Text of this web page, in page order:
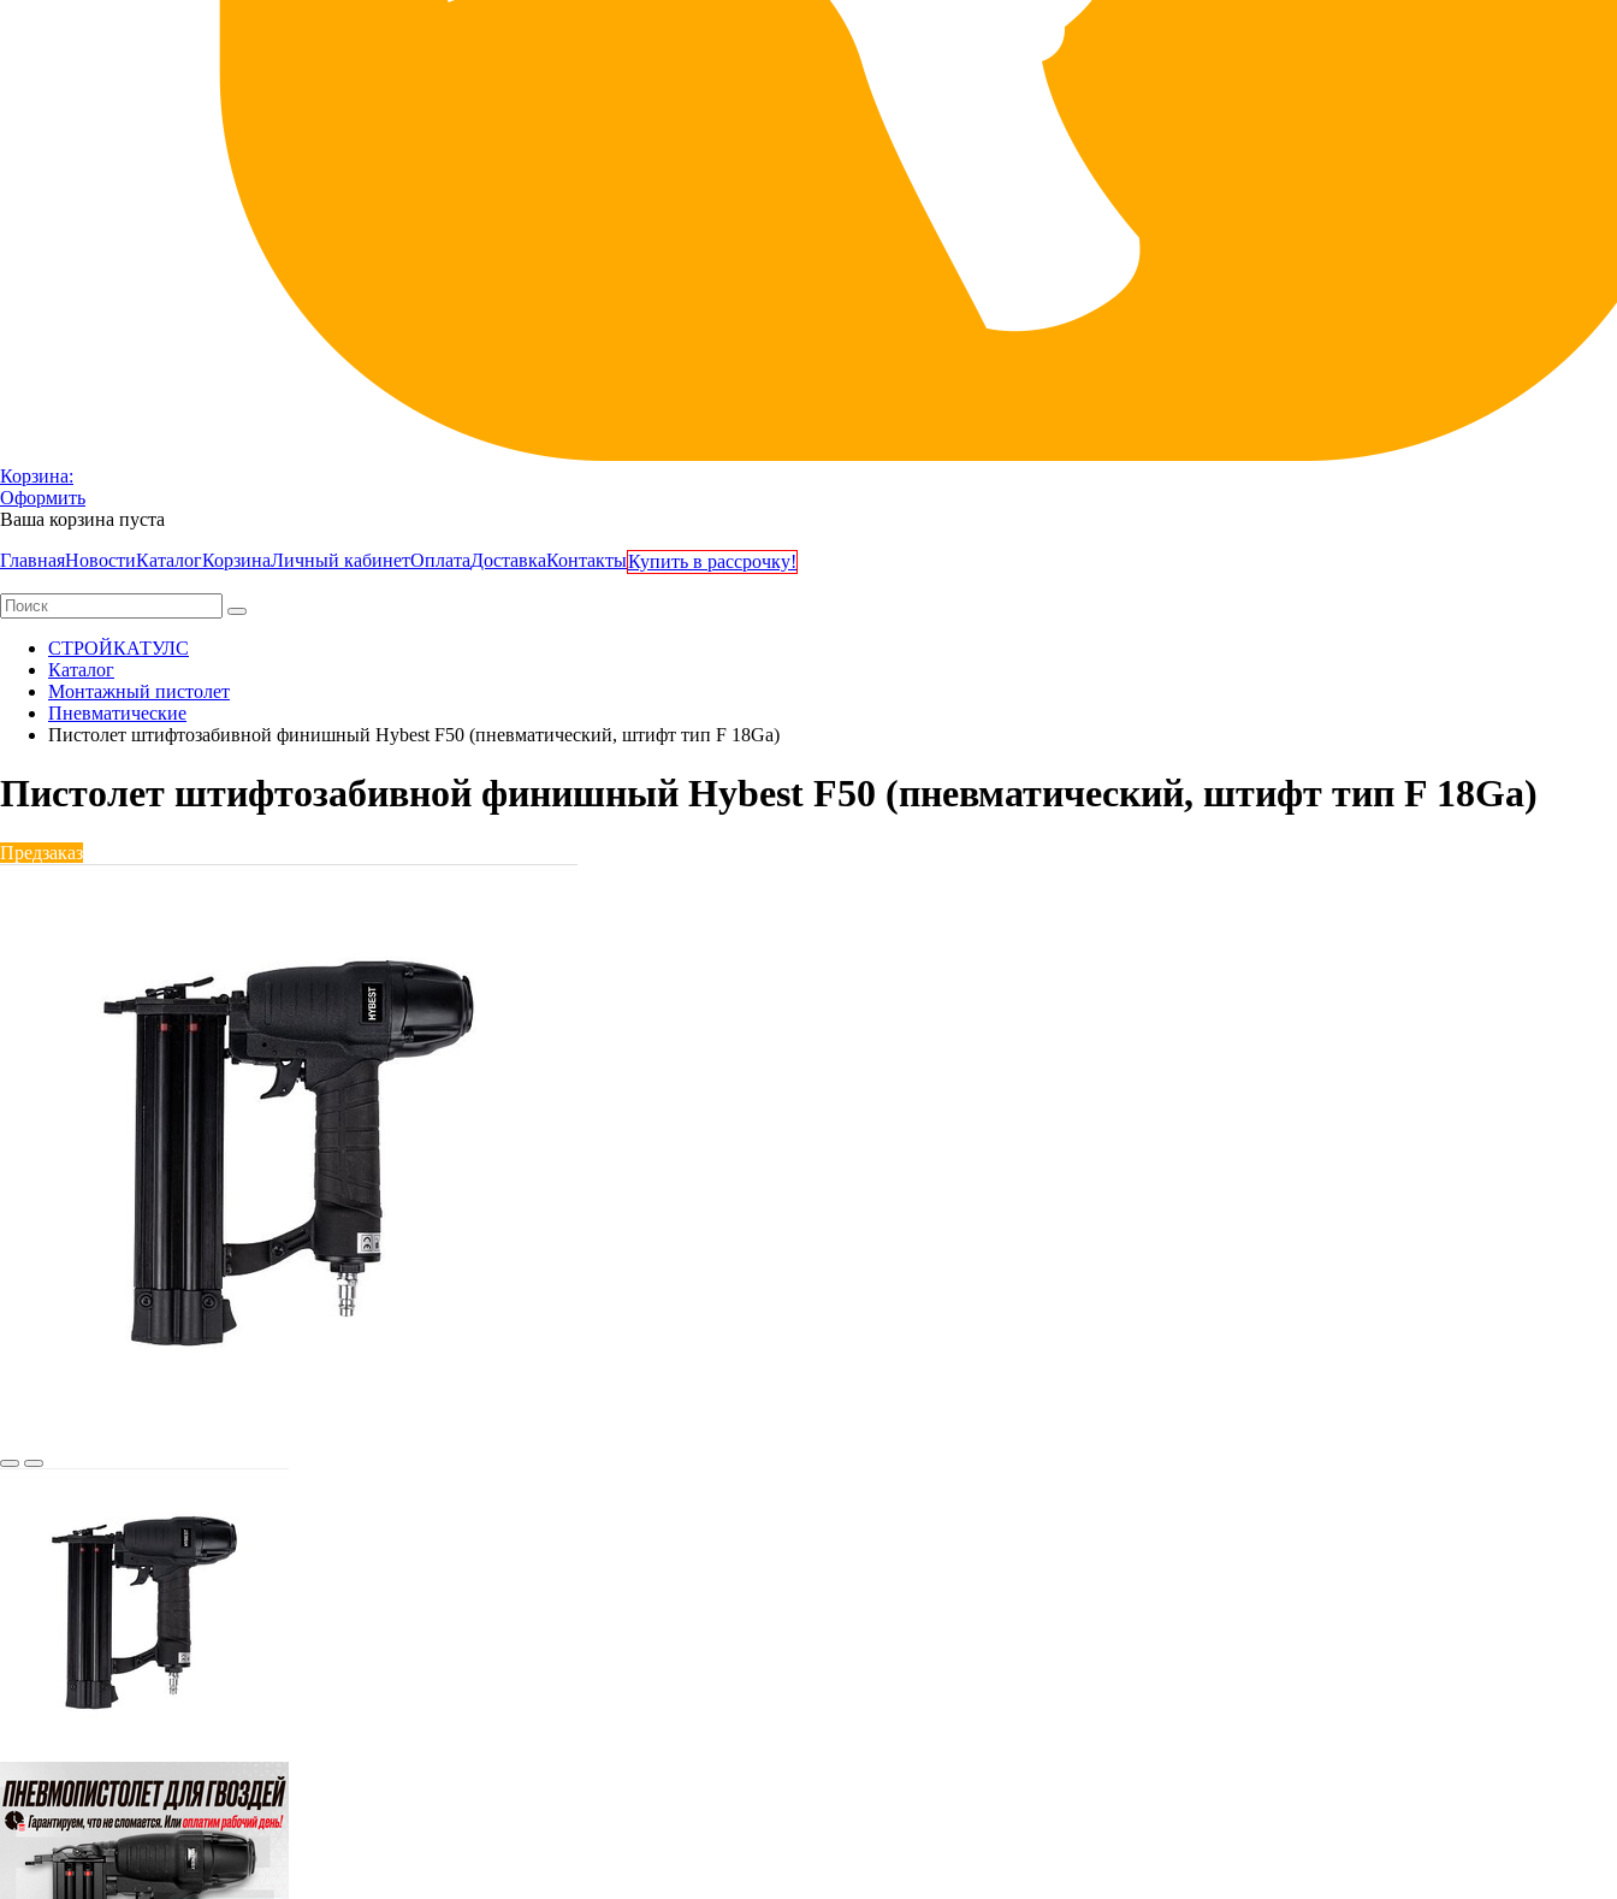
Корзина:
Оформить
Ваша корзина пуста
ГлавнаяНовостиКаталогКорзинаЛичный кабинетОплатаДоставкаКонтактыКупить в рассрочку!
СТРОЙКАТУЛС
Каталог
Монтажный пистолет
Пневматические
Пистолет штифтозабивной финишный Hybest F50 (пневматический, штифт тип F 18Ga)
Пистолет штифтозабивной финишный Hybest F50 (пневматический, штифт тип F 18Ga)
Предзаказ